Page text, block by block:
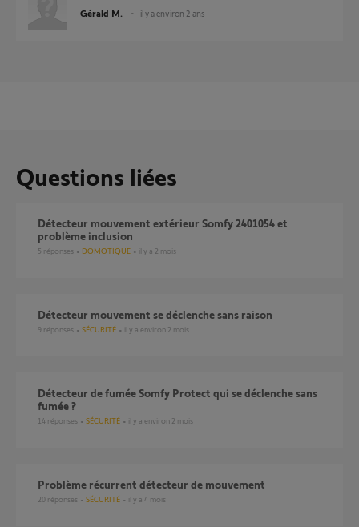
Gérald M. il y a environ 2 ans
Questions liées
Détecteur mouvement extérieur Somfy 2401054 et
problème inclusion
5 réponses DOMOTIQUE il y a 2 mois
Détecteur mouvement se déclenche sans raison
9 réponses SÉCURITÉ il y a environ 2 mois
Détecteur de fumée Somfy Protect qui se déclenche sans
fumée ?
14 réponses SÉCURITÉ il y a environ 2 mois
Problème récurrent détecteur de mouvement
20 réponses SÉCURITÉ il y a 4 mois